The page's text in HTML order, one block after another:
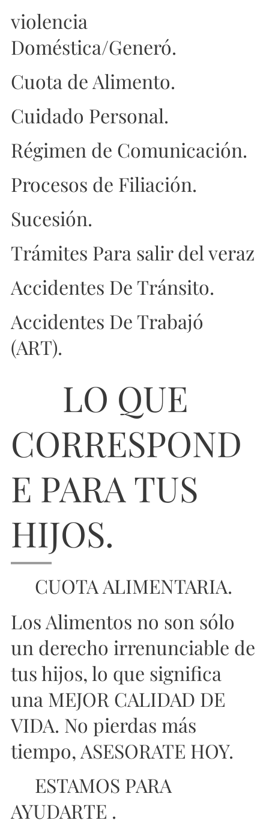
violencia
Doméstica/Generó.
Cuota de Alimento.
Cuidado Personal.
Régimen de Comunicación.
Procesos de Filiación.
Sucesión.
Trámites Para salir del veraz
Accidentes De Tránsito.
Accidentes De Trabajó
(ART).
👨‍👩‍👦‍👦 LO QUE
CORRESPOND
E PARA TUS
HIJOS.
📌CUOTA ALIMENTARIA.
Los Alimentos no son sólo
un derecho irrenunciable de
tus hijos, lo que significa
una MEJOR CALIDAD DE
VIDA. No pierdas más
tiempo, ASESORATE HOY.
🙏ESTAMOS PARA
AYUDARTE .